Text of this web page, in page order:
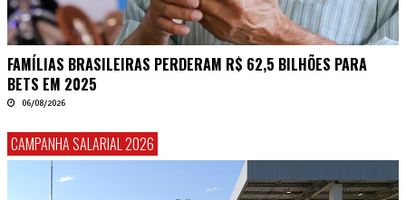
FAMÍLIAS BRASILEIRAS PERDERAM R$ 62,5 BILHÕES PARA
BETS EM 2025
06/08/2026
CAMPANHA SALARIAL 2026